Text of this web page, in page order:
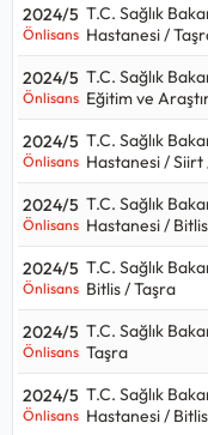
2024/5
Önlisans
T.C. Sağlık
Hastanesi /
2024/5
Önlisans
T.C. Sağlık
Eğitim ve
2024/5
Önlisans
T.C. Sağlık
Hastanesi / Siirt
2024/5
Önlisans
T.C. Sağlık
Hastanesi /
2024/5
Önlisans
T.C. Sağlık
Bitlis / Taşra
2024/5
Önlisans
T.C. Sağlık
Taşra
2024/5
Önlisans
T.C. Sağlık
Hastanesi /